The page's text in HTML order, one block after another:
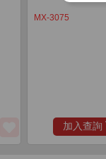
MX-3075
加入查詢